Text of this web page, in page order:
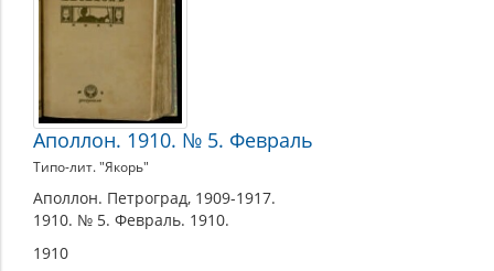
Аполлон. 1910. № 5. Февраль
Типо-лит. "Якорь"
Аполлон. Петроград, 1909-1917.
1910. № 5. Февраль. 1910.
1910